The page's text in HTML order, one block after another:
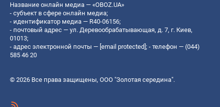
Название онлайн медиа — «OBOZ.UA»
- субъект в сфере онлайн медиа;
- идентификатор медиа — R40-06156;
- почтовый адрес — ул. Деревообрабатывающая, д. 7, г. Киев,
01013;
- адрес электронной почты — [email protected]; - телефон — (044)
585 46 20
© 2026 Все права защищены, ООО "Золотая середина".